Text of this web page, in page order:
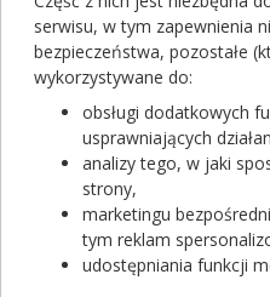
Kalcyfediol
Kalcytriol
Kalii citras, Kalium
Kalii dihydrogenophosphas,
Kalium
Kalii iodidum, Natrii iodidum
Kalina koralowa
Kalina mandżurska
Kamfen
Kamfora
Kamień piekielny,Srebra azotan
serwisu, w tym zapewnienia
bezpieczeństwa, pozostałe
wykorzystywane do:
obsługi dodatkowych
usprawniających
analizy tego, w jaki
strony,
marketingu
tym reklam
udostępniania funkcji